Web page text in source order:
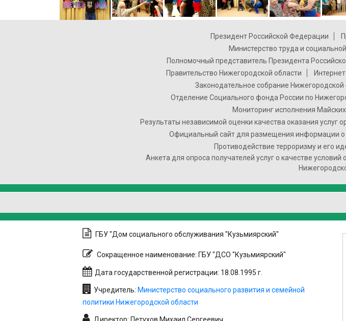
Президент Российской Федерации
Министерство труда и
Полномочный представитель Президента
Правительство Нижегородской области
Законодательное собрание Нижегородской
Отделение Социального фонда России по
Мониторинг исполнения
Результаты независимой оценки качества оказания услуг
Официальный сайт для размещения информации о
Противодействие терроризму и его
Анкета для опроса получателей услуг о качестве
ГБУ "Дом социального обслуживания "Кузьмиярский"
Сокращенное наименование: ГБУ "ДСО "Кузьмиярский"
Дата государственной регистрации: 18.08.1995 г.
Учредитель: Министерство социального развития и семейной
политики Нижегородской области
Директор: Петухов Михаил Сергеевич